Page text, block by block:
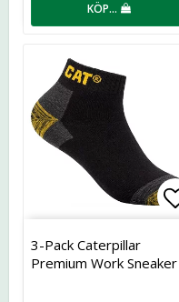
KÖP…
3-Pack Caterpillar
Premium Work Sneaker